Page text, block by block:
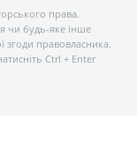
права.
чи будь-яке інше
згоди правовласника.
Ctrl + Enter